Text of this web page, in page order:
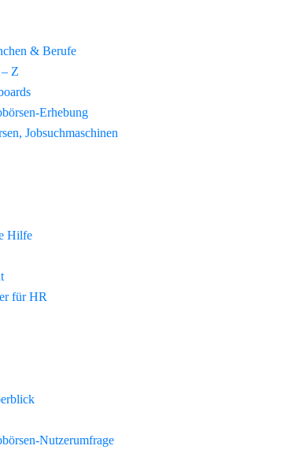
& Berufe
Z
Erhebung
Jobsuchmaschinen
Hilfe
für HR
Nutzerumfrage